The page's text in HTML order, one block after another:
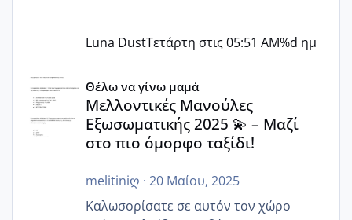
Luna DustΤετάρτη στις 05:51 AM%d ημ
Μελλοντικές Μανούλες Εξωσωματικής 2025 💫 – Μαζί
Θέλω να γίνω μαμά
Μελλοντικές Μανούλες
Εξωσωματικής 2025 💫 – Μαζί
στο πιο όμορφο ταξίδι!
melitiniღ · 20 Μαίου, 2025
Καλωσορίσατε σε αυτόν τον χώρο